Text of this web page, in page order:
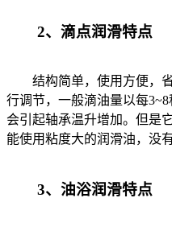
2、滴点润滑特点
结构简单，使用方便，省
行调节，一般滴油量以每
会引起轴承温升增加。但是
能使用粘度大的润滑油，没
3、油浴润滑特点